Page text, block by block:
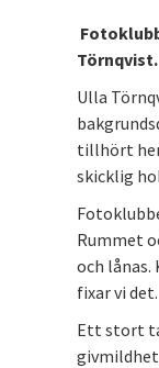
Törnqvist.
Ulla
tillhört
skicklig
Rummet
och lånas.
fixar vi det.
Ett stort